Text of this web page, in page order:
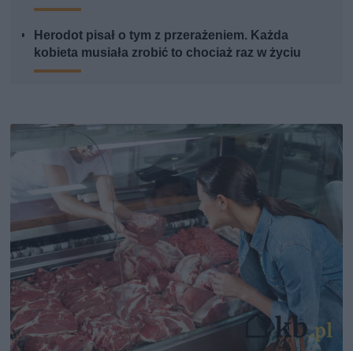
Herodot pisał o tym z przerażeniem. Każda
kobieta musiała zrobić to chociaż raz w życiu